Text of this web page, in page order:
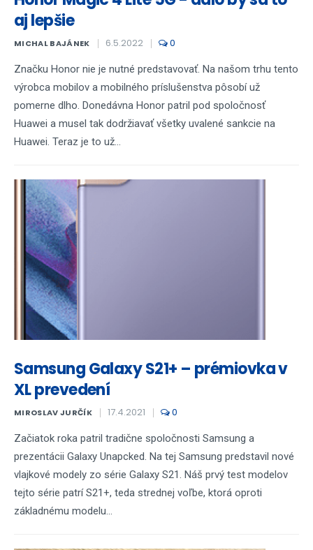
aj lepšie
MICHAL BAJÁNEK 6.5.2022 0
Značku Honor nie je nutné predstavovať. Na našom trhu tento
výrobca mobilov a mobilného príslušenstva pôsobí už
pomerne dlho. Donedávna Honor patril pod spoločnosť
Huawei a musel tak dodržiavať všetky uvalené sankcie na
Huawei. Teraz je to už...
Samsung Galaxy S21+ – prémiovka v
XL prevedení
MIROSLAV JURČÍK 17.4.2021 0
Začiatok roka patril tradične spoločnosti Samsung a
prezentácii Galaxy Unapcked. Na tej Samsung predstavil nové
vlajkové modely zo série Galaxy S21. Náš prvý test modelov
tejto série patrí S21+, teda strednej voľbe, ktorá oproti
základnému modelu...